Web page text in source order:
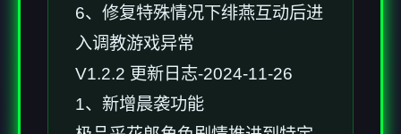
6、修复特殊情况下绯燕互动后进
入调教游戏异常
V1.2.2 更新日志-2024-11-26
1、新增晨袭功能